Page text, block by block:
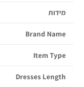
מידות
Brand Name
Item Type
Dresses Length